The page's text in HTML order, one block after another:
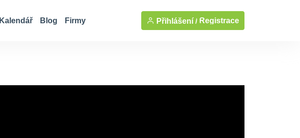
Kalendář Blog Firmy Přihlášení / Registrace